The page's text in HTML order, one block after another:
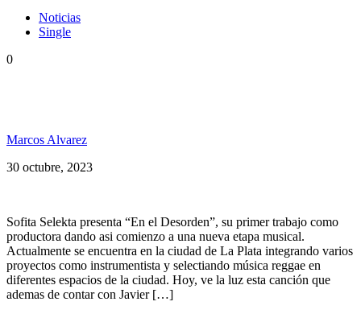
Noticias
Single
0
Marcos Alvarez
30 octubre, 2023
Sofita Selekta presenta “En el Desorden”, su primer trabajo como
productora dando asi comienzo a una nueva etapa musical.
Actualmente se encuentra en la ciudad de La Plata integrando varios
proyectos como instrumentista y selectiando música reggae en
diferentes espacios de la ciudad. Hoy, ve la luz esta canción que
ademas de contar con Javier […]